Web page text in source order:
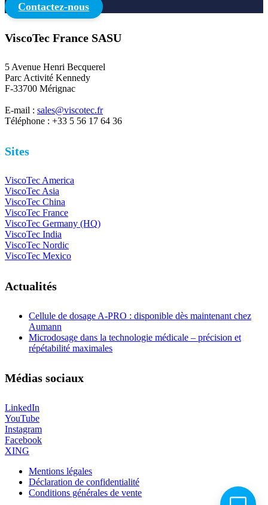
Contactez-nous
ViscoTec France SASU
5 Avenue Henri Becquerel
Parc Activité Kennedy
F-33700 Mérignac
E-mail : sales@viscotec.fr
Téléphone : +33 5 56 17 64 36
Sites
ViscoTec America
ViscoTec Asia
ViscoTec China
ViscoTec France
ViscoTec Germany (HQ)
ViscoTec India
ViscoTec Nordic
ViscoTec Mexico
Actualités
Cellule de dosage A-PRO : disponible dès maintenant chez
Aumann
Microdosage dans la technologie médicale – précision et
répétabilité maximales
Médias sociaux
LinkedIn
YouTube
Instagram
Facebook
XING
Mentions légales
Déclaration de confidentialité
Conditions générales de vente